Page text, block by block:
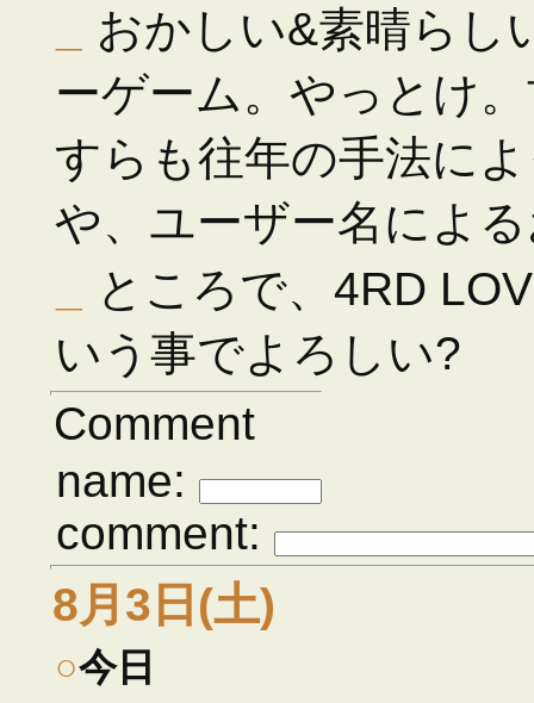
おかしい&素晴らし
ーゲーム。やっとけ
すらも往年の手法に
や、ユーザー名によ
ところで、4RD
いう事でよろしい?
Comment
name:
comment:
8月3日(土)
○今日